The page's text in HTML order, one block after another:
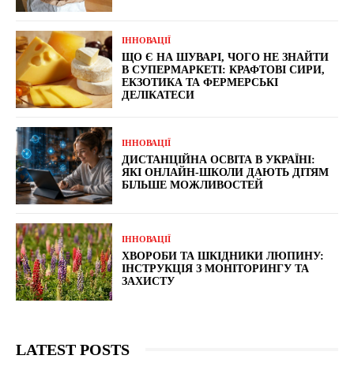
ІННОВАЦІЇ
ЩО Є НА ШУВАРІ, ЧОГО НЕ ЗНАЙТИ
В СУПЕРМАРКЕТІ: КРАФТОВІ СИРИ,
ЕКЗОТИКА ТА ФЕРМЕРСЬКІ
ДЕЛІКАТЕСИ
ІННОВАЦІЇ
ДИСТАНЦІЙНА ОСВІТА В УКРАЇНІ:
ЯКІ ОНЛАЙН-ШКОЛИ ДАЮТЬ ДІТЯМ
БІЛЬШЕ МОЖЛИВОСТЕЙ
ІННОВАЦІЇ
ХВОРОБИ ТА ШКІДНИКИ ЛЮПИНУ:
ІНСТРУКЦІЯ З МОНІТОРИНГУ ТА
ЗАХИСТУ
LATEST POSTS